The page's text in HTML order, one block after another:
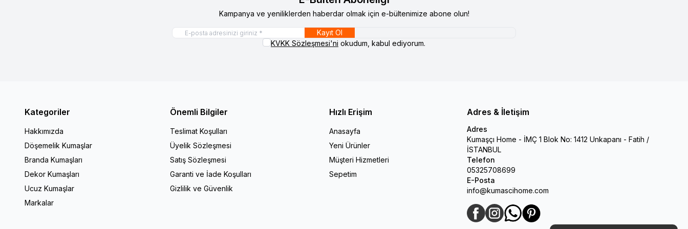
Kampanya ve yeniliklerden haberdar olmak için e-bültenimize abone olun!
Kayıt Ol
KVKK Sözleşmesi'ni okudum, kabul ediyorum.
Kategoriler
Hakkımızda
Döşemelik Kumaşlar
Branda Kumaşları
Dekor Kumaşları
Ucuz Kumaşlar
Markalar
Önemli Bilgiler
Teslimat Koşulları
Üyelik Sözleşmesi
Satış Sözleşmesi
Garanti ve İade Koşulları
Gizlilik ve Güvenlik
Hızlı Erişim
Anasayfa
Yeni Ürünler
Müşteri Hizmetleri
Sepetim
Adres & İletişim
Adres
Kumaşçı Home - İMÇ 1 Blok No: 1412 Unkapanı - Fatih /
İSTANBUL
Telefon
05325708699
E-Posta
info@kumascihome.com
Facebook
InstagramWhatsAppPinterest